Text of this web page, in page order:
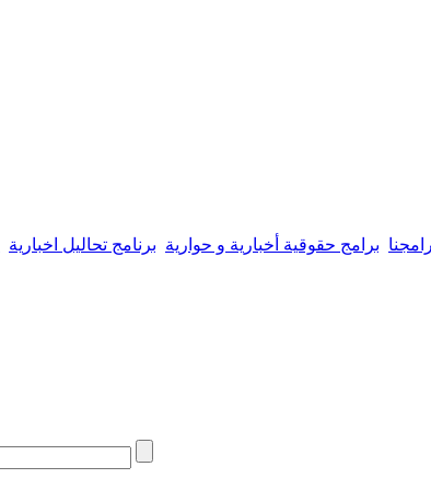
برامج حقوقية أخبارية و حوارية برنامج تحاليل اخبارية